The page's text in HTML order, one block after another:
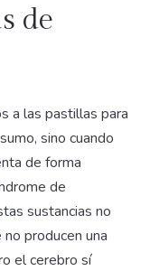
de
a las pastillas para
sino cuando
de forma
de
sustancias no
producen una
el cerebro sí